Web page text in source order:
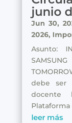
junio
Jun 30,
2026,
Asunto:
debe ser
docente
Plataforma
leer más